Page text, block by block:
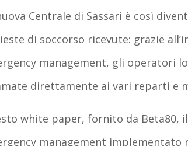
Centrale di Sassari è così
di soccorso ricevute: grazie
management, gli operatori
direttamente ai vari reparti e
white paper, fornito da Beta80,
management implementato